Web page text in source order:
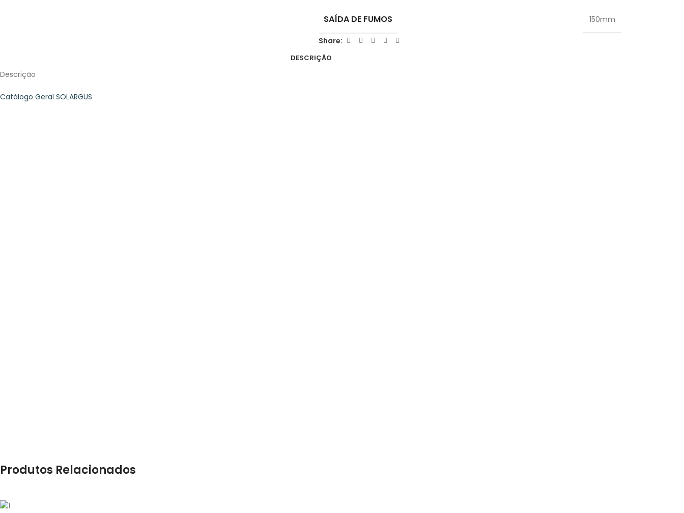
SAÍDA DE FUMOS 150mm
Share:
DESCRIÇÃO
Descrição
Catálogo Geral SOLARGUS
Produtos Relacionados